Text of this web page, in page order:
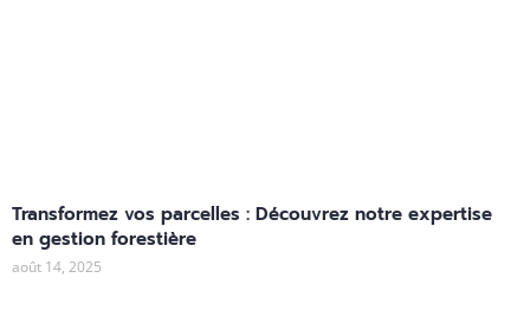
Transformez vos parcelles : Découvrez notre expertise
en gestion forestière
août 14, 2025